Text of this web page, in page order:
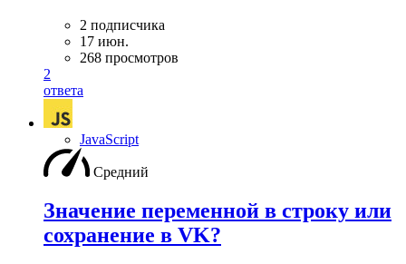
2 подписчика
17 июн.
268 просмотров
2
ответа
JavaScript
Средний
Значение переменной в строку или
сохранение в VK?